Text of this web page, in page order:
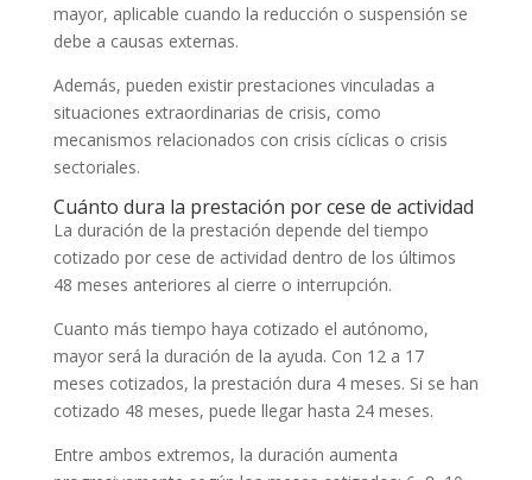
mayor, aplicable cuando la reducción o suspensión se
debe a causas externas.
Además, pueden existir prestaciones vinculadas a
situaciones extraordinarias de crisis, como
mecanismos relacionados con crisis cíclicas o crisis
sectoriales.
Cuánto dura la prestación por cese de actividad
La duración de la prestación depende del tiempo
cotizado por cese de actividad dentro de los últimos
48 meses anteriores al cierre o interrupción.
Cuanto más tiempo haya cotizado el autónomo,
mayor será la duración de la ayuda. Con 12 a 17
meses cotizados, la prestación dura 4 meses. Si se han
cotizado 48 meses, puede llegar hasta 24 meses.
Entre ambos extremos, la duración aumenta